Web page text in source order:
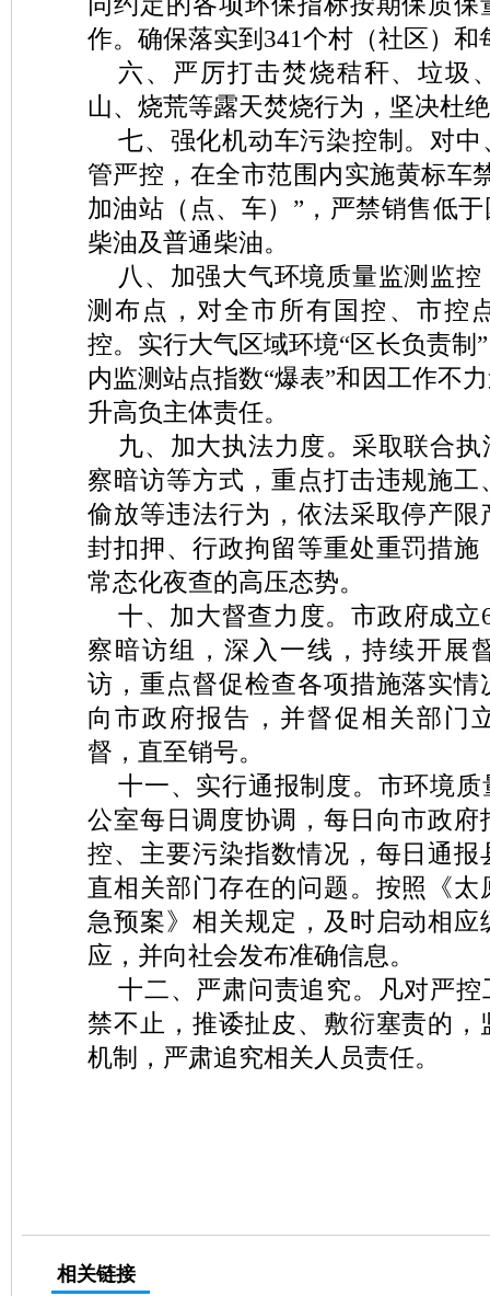
作。确保落实到341个村（社区）和
六、严厉打击焚烧秸秆、垃圾
山、烧荒等露天焚烧行为，坚决杜
七、强化机动车污染控制。对
管严控，在全市范围内实施黄标车
加油站（点、车）”，严禁销售低
柴油及普通柴油。
八、加强大气环境质量监测监
测布点，对全市所有国控、市控
控。实行大气区域环境“区长负责制
内监测站点指数“爆表”和因工作不
升高负主体责任。
九、加大执法力度。采取联合
察暗访等方式，重点打击违规施工
偷放等违法行为，依法采取停产限
封扣押、行政拘留等重处重罚措施
常态化夜查的高压态势。
十、加大督查力度。市政府成立
察暗访组，深入一线，持续开展
访，重点督促检查各项措施落实情
向市政府报告，并督促相关部门
督，直至销号。
十一、实行通报制度。市环境
公室每日调度协调，每日向市政府
控、主要污染指数情况，每日通报
直相关部门存在的问题。按照《
急预案》相关规定，及时启动相
应，并向社会发布准确信息。
十二、严肃问责追究。凡对严
禁不止，推诿扯皮、敷衍塞责的，
机制，严肃追究相关人员责任。
相关链接